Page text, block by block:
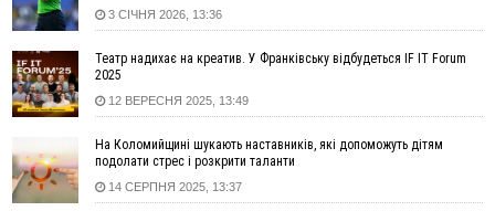
був повторно затриманий
гранату, бо йому не нарахували пенсію
14:59
У Болгарії затримали прикарпатця, який виготовляв
наркотики для міжнародного синдикату
Стефанішина отримала нову підозру. Їй обирають
запобіжний захід
14:02
«Пілот з Лондона» видурив у жительки Коломийщини
3 СІЧНЯ 2026, 13:36
Театр надихає на креатив. У Франківську відбудеться IF IT Forum
2025
12 ВЕРЕСНЯ 2025, 13:49
На Коломийщині шукають наставників, які допоможуть дітям
подолати стрес і розкрити таланти
14 СЕРПНЯ 2025, 13:37